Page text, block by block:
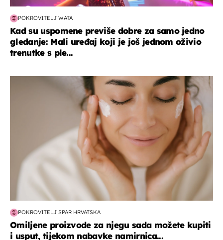
POKROVITELJ WATA
Kad su uspomene previše dobre za samo jedno
gledanje: Mali uređaj koji je još jednom oživio
trenutke s ple...
moda & ljepota
POKROVITELJ SPAR HRVATSKA
Omiljene proizvode za njegu sada možete kupiti
i usput, tijekom nabavke namirnica...